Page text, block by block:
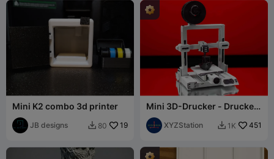
Mini K2 combo 3d printer
JB designs  80 19
Mini 3D-Drucker - Drucken
an Ort und Stelle
XYZStation  1K 451